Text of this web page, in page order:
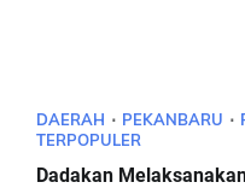
DAERAH PEKANBARU
TERPOPULER
Dadakan